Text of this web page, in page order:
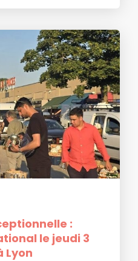
:
le jeudi 3
Lyon